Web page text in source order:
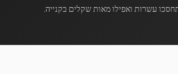
עשרות ואפילו מאות שקלים בקנייה.